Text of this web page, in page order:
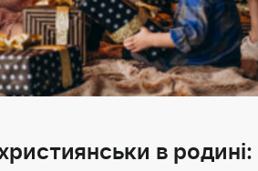
в родині: